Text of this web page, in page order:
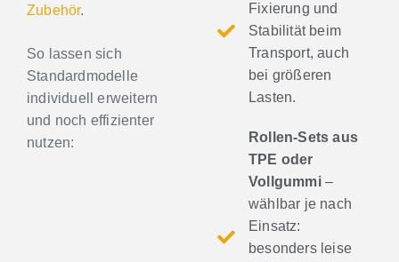
Zubehör.
So lassen sich
Standardmodelle
individuell erweitern
und noch effizienter
nutzen:
Fixierung und
Stabilität beim
Transport, auch
bei größeren
Lasten.
Rollen-Sets aus
TPE oder
Vollgummi–
wählbar je nach
Einsatz:
besonders leise